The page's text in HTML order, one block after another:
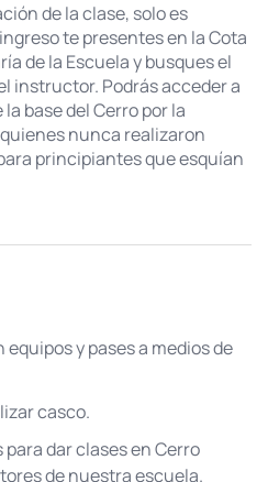
de la clase, solo es
te presentes en la Cota
de la Escuela y busques el
instructor. Podrás acceder a
base del Cerro por la
nunca realizaron
principiantes que esquían
y pases a medios de
casco.
dar clases en Cerro
de nuestra escuela.